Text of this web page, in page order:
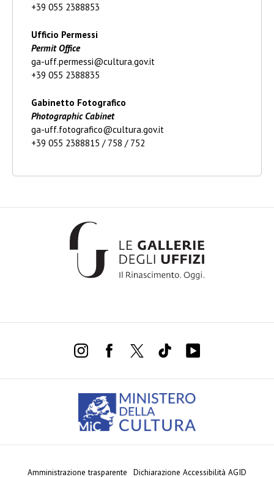
+39 055 2388853
Ufficio Permessi
Permit Office
ga-uff.permessi@cultura.gov.it
+39 055 2388835
Gabinetto Fotografico
Photographic Cabinet
ga-uff.fotografico@cultura.gov.it
+39 055 2388815 / 758 / 752
Amministrazione trasparente Dichiarazione Accessibilità AGID